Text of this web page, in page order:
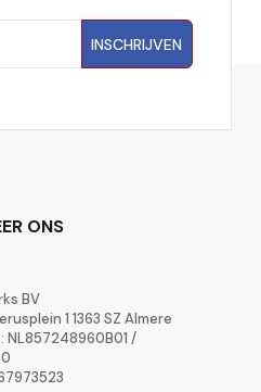
INSCHRIJVEN
ONS
BV
1 1363 SZ Almere
NL857248960B01 /